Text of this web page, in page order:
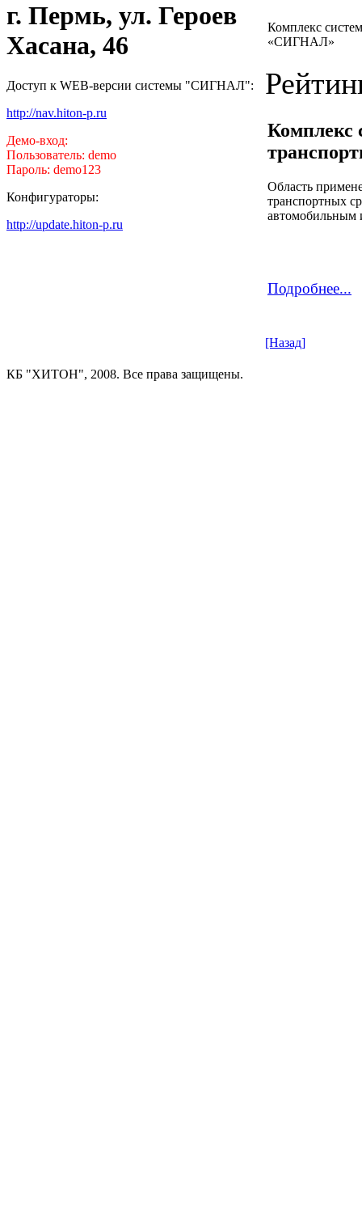
г. Пермь, ул. Героев
Хасана, 46
Доступ к WEB-версии системы "СИГНАЛ":
http://nav.hiton-p.ru
Демо-вход:
Пользователь: demo
Пароль: demo123
Конфигураторы:
http://update.hiton-p.ru
Комплекс
«СИГНАЛ»
Комплекс
Область
транспортных
автомобильным
Подробнее...
[Назад]
КБ "ХИТОН", 2008. Все права защищены.